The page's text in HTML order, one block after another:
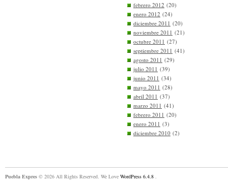
febrero 2012 (20)
enero 2012 (24)
diciembre 2011 (20)
noviembre 2011 (21)
octubre 2011 (27)
septiembre 2011 (41)
agosto 2011 (29)
julio 2011 (39)
junio 2011 (34)
mayo 2011 (28)
abril 2011 (37)
marzo 2011 (41)
febrero 2011 (20)
enero 2011 (3)
diciembre 2010 (2)
Puebla Expres © 2026 All Rights Reserved. We Love WordPress 6.4.8 .